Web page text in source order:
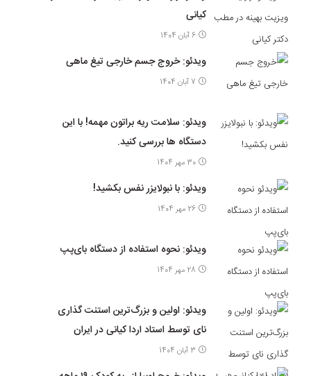
کیانی
6 آبان 1404
ویدئو: خروج جسم خارجی تیغ ماهی
7 آبان 1404
ویدئو: سلامت ریه براتون مهمه! با این
دستگاه ها بررسی کنید.
30 مهر 1404
ویدئو: با نبولایزر نفس بکشید!
26 مهر 1404
ویدئو: نحوه استفاده از دستگاه بای‌پپ
28 مهر 1404
ویدئو: اولین و بزرگ‌ترین استنت گذاری
نای توسط استاد اردا کیانی در ایران
3 آبان 1404